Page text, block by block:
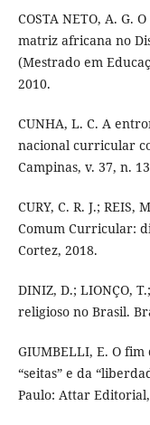
COSTA NETO, A. G.
matriz africana no
(Mestrado em
2010.
CUNHA, L. C. A
nacional curricular
Campinas, v. 37, n.
CURY, C. R. J.; REIS,
Comum Curricular:
Cortez, 2018.
DINIZ, D.; LIONÇO,
religioso no Brasil.
GIUMBELLI, E. O
“seitas” e da
Paulo: Attar